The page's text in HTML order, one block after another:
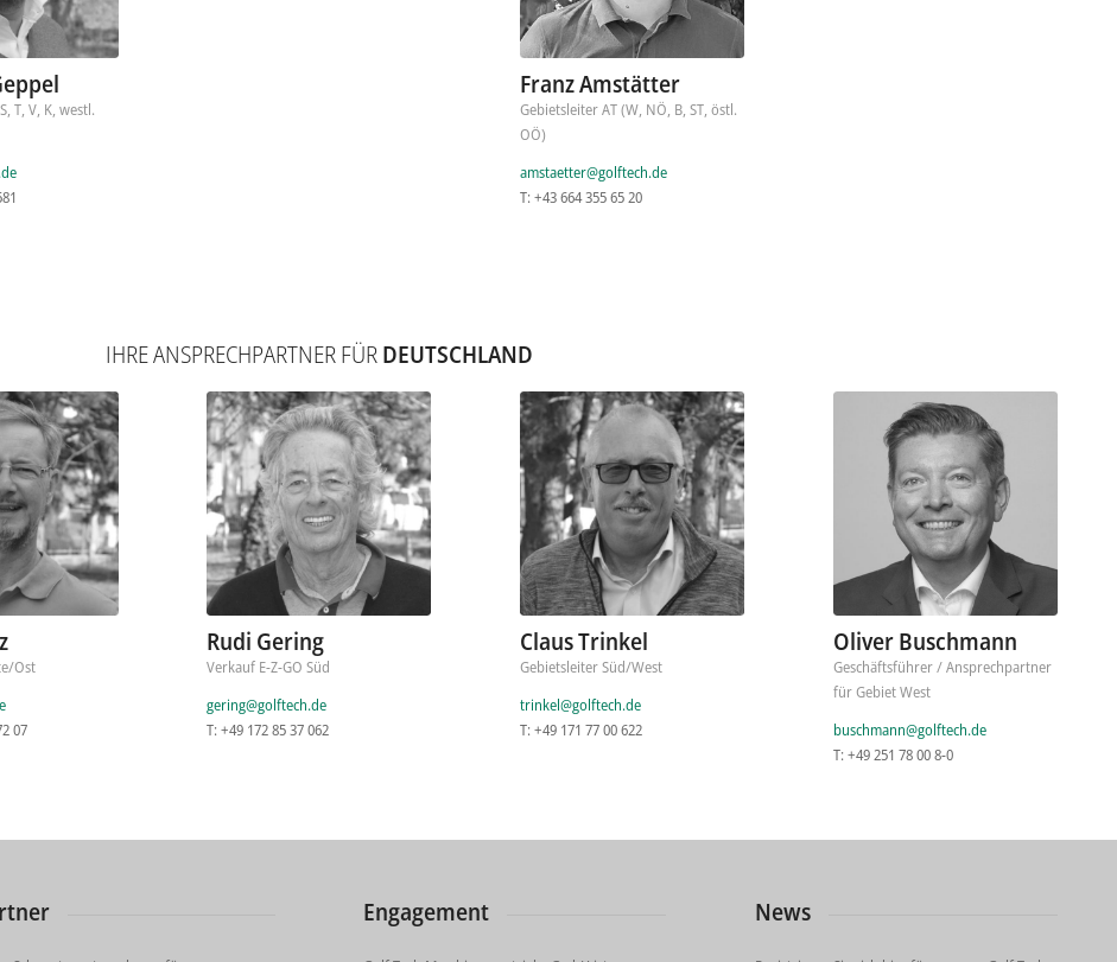
T, V, K, westl.
Franz Amstätter
Gebietsleiter AT (W, NÖ, B, ST, östl.
OÖ)
amstaetter@golftech.de
T: +43 664 355 65 20
IHRE ANSPRECHPARTNER FÜRDEUTSCHLAND
Ost
07
Rudi Gering
Verkauf E-Z-GO Süd
gering@golftech.de
T: +49 172 85 37 062
Claus Trinkel
Gebietsleiter Süd/West
trinkel@golftech.de
T: +49 171 77 00 622
Oliver Buschmann
Geschäftsführer / Ansprechpartner
für Gebiet West
buschmann@golftech.de
T: +49 251 78 00 8-0
Engagement News